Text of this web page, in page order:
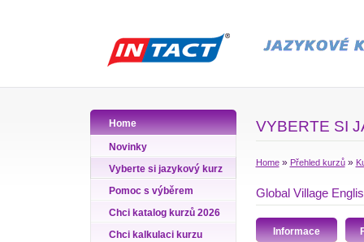
Home
Novinky
Vyberte si jazykový kurz
Pomoc s výběrem
Chci katalog kurzů 2026
Chci kalkulaci kurzu
VYBERTE SI
Home» Přehled kurzů»
Global Village
Informace